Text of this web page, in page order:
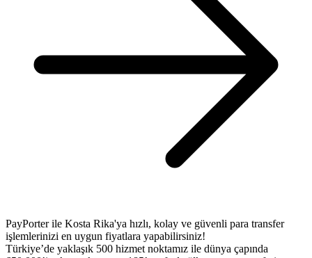
PayPorter ile Kosta Rika'ya hızlı, kolay ve güvenli para transfer
işlemlerinizi en uygun fiyatlara yapabilirsiniz!​
Türkiye’de yaklaşık 500 hizmet noktamız ile dünya çapında